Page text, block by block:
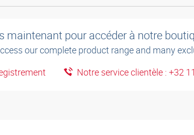
maintenant pour accéder à notre
our complete product range and many
Notre service clientèle : +32